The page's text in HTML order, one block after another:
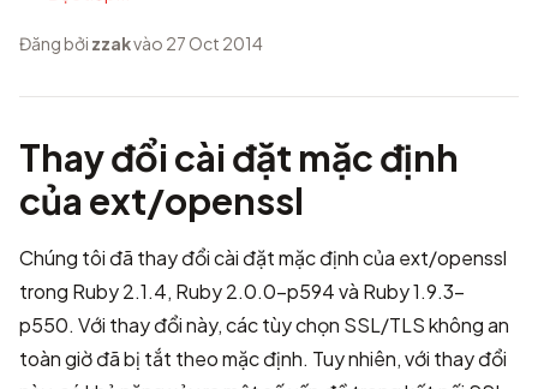
Đăng bởi zzakvào 27 Oct 2014
Thay đổi cài đặt mặc định
của ext/openssl
Chúng tôi đã thay đổi cài đặt mặc định của ext/openssl
trong Ruby 2.1.4, Ruby 2.0.0-p594 và Ruby 1.9.3-
p550. Với thay đổi này, các tùy chọn SSL/TLS không an
toàn giờ đã bị tắt theo mặc định. Tuy nhiên, với thay đổi